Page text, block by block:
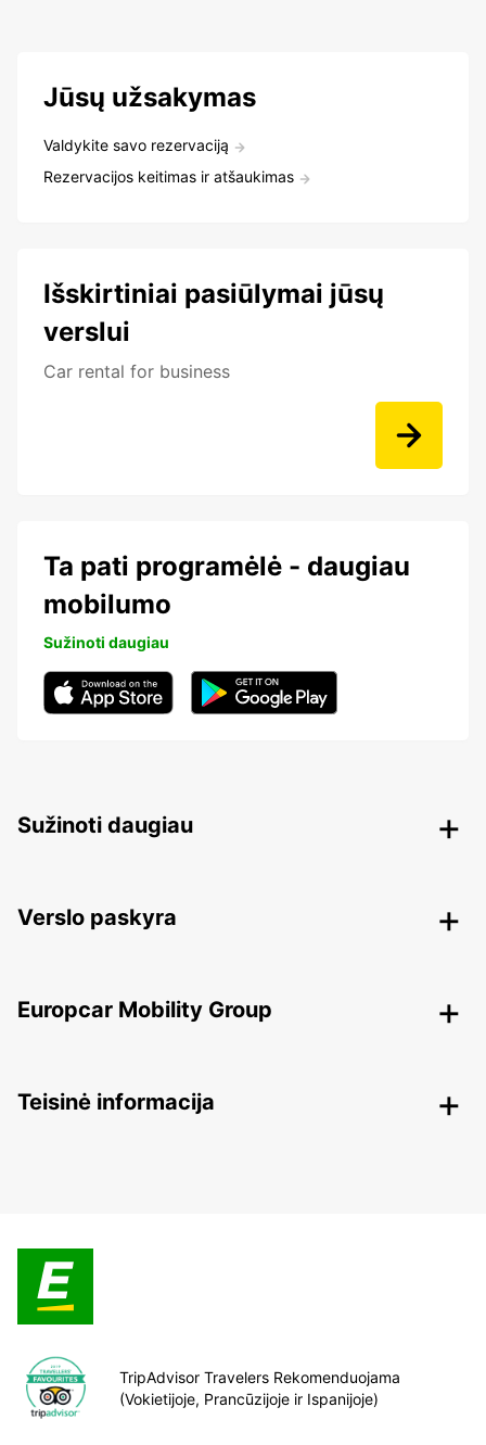
Jūsų užsakymas
Valdykite savo rezervaciją
Rezervacijos keitimas ir atšaukimas
Išskirtiniai pasiūlymai jūsų
verslui
Car rental for business
Ta pati programėlė - daugiau
mobilumo
Sužinoti daugiau
Sužinoti daugiau
Verslo paskyra
Europcar Mobility Group
Teisinė informacija
TripAdvisor Travelers Rekomenduojama
(Vokietijoje, Prancūzijoje ir Ispanijoje)